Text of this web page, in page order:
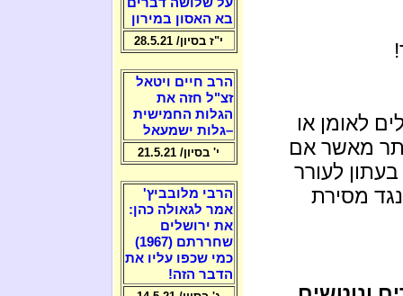
לאומן או
מאשר אם
לעורר
מסירת
בא האסון במירון
י"ז בסיון/ 28.5.21
הרב חיים ויטאל
זצ"ל חזה את
הגלות החמישית
–גלות ישמעאל
י' בסיון/ 21.5.21
הרבי מלובביץ'
אמר לגאולה כהן:
את ירושלים
שחררתם (1967)
כמי שכפו עליו את
הדבר הזה!